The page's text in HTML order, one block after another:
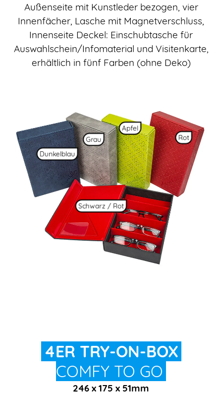
Außenseite mit Kunstleder bezogen, vier
Innenfächer, Lasche mit Magnetverschluss,
Innenseite Deckel: Einschubtasche für
Auswahlschein/Infomaterial und Visitenkarte,
erhältlich in fünf Farben (ohne Deko)
Dunkelblau
Grau
Apfel
Rot
Schwarz / Rot
4ER TRY-ON-BOX
COMFY TO GO
246 x 175 x 51mm